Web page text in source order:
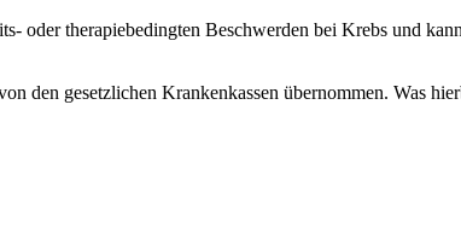
therapiebedingten Beschwerden bei Krebs und
den gesetzlichen Krankenkassen übernommen. Was